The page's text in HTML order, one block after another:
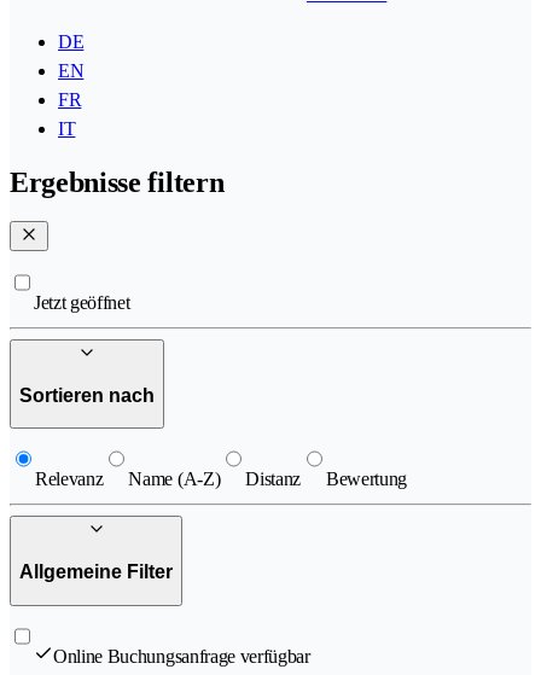
DE
EN
FR
IT
Ergebnisse filtern
Jetzt geöffnet
Sortieren nach
Relevanz Name (A-Z) Distanz Bewertung
Allgemeine Filter
Online Buchungsanfrage verfügbar